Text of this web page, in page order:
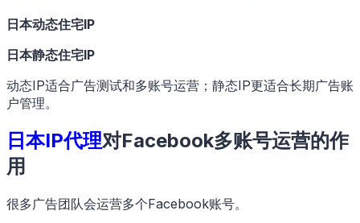
日本动态住宅IP
日本静态住宅IP
动态IP适合广告测试和多账号运营；静态IP更适合长期广告账
户管理。
日本IP代理对Facebook多账号运营的作
用
很多广告团队会运营多个Facebook账号。